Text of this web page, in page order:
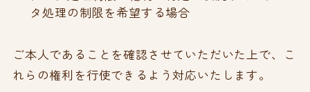
タ処理の制限を希望する場合
ご本人であることを確認させていただいた上で、こ
れらの権利を行使できるよう対応いたします。